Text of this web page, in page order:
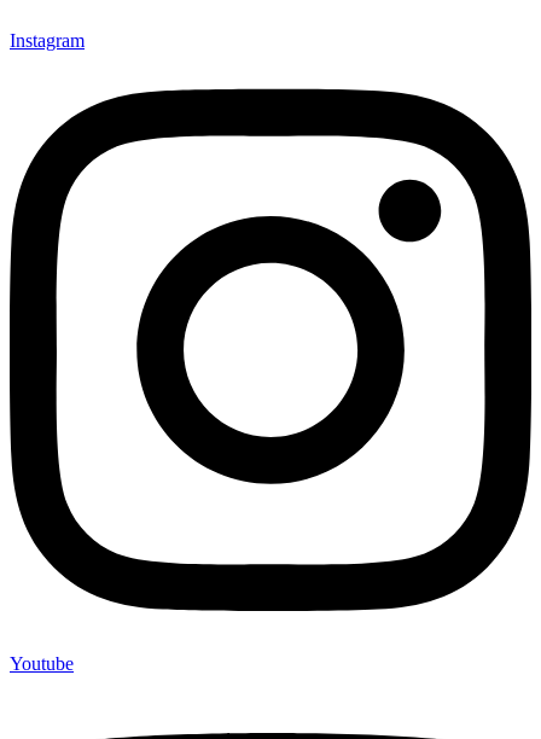
Instagram
Youtube